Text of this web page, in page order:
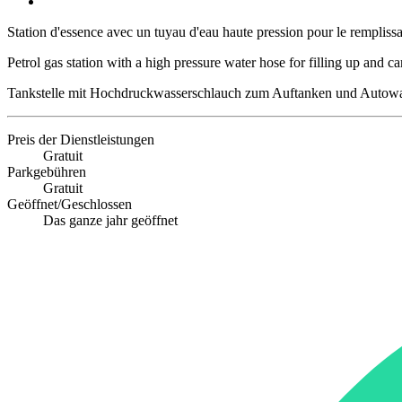
Station d'essence avec un tuyau d'eau haute pression pour le
Petrol gas station with a high pressure water hose for filling up and
Tankstelle mit Hochdruckwasserschlauch zum Auftanken und
Preis der Dienstleistungen
Gratuit
Parkgebühren
Gratuit
Geöffnet/Geschlossen
Das ganze jahr geöffnet